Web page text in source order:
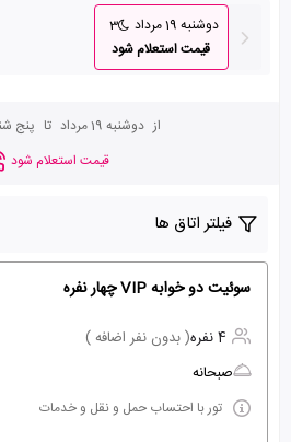
دوشنبه 19 مرداد
3
قیمت استعلام شود
از دوشنبه 19 مرداد تا پنج شنبه
قیمت استعلام شود
فیلتر اتاق ها
سوئیت دو خوابه VIP چهار نفره
4 نفره
( بدون نفر اضافه )
صبحانه
تور با احتساب حمل و نقل و خدمات